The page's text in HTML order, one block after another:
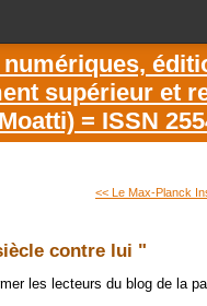
supérieur et
= ISSN
<< Le Max-Planck
contre lui "
les lecteurs du blog de la